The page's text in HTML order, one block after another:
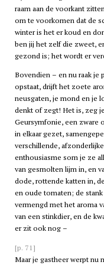
raam aan de voorkant
om te voorkomen dat de
winter is het er koud en
ben jij het zelf die zweet,
gezond is; het wordt er
Bovendien – en nu raak je
opstaat, drijft het zoete
neusgaten, je mond en je
denkt of zegt! Het is, zeg
Geursymfonie, een zware
in elkaar gezet,
verschillende,
enthousiasme som je ze
van gesmolten lijm in, en
dode, rottende katten in,
en oude tomaten; de
vermengd met het aroma
van een stinkdier, en de
er zit ook nog –
[p. 71]
Maar je gastheer werpt nu